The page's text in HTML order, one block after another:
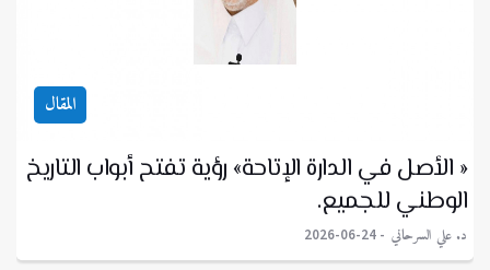
المقال
« الأصل في الدارة الإتاحة» رؤية تفتح أبواب التاريخ
الوطني للجميع.
د. علي السرحاني 2026-06-24